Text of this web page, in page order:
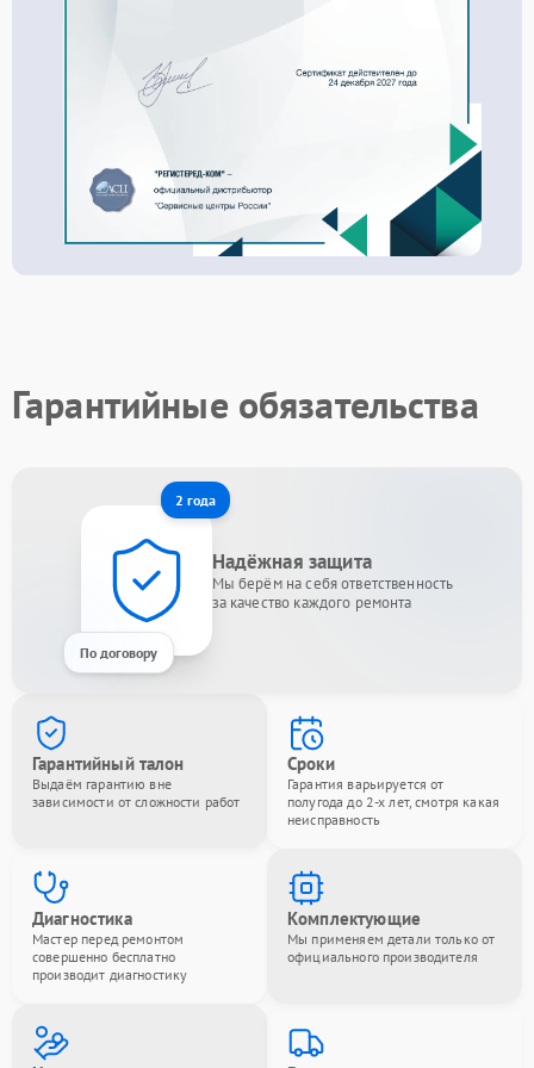
Гарантийные обязательства
2 года
По договору
Надёжная защита
Мы берём на себя ответственность
за качество каждого ремонта
Гарантийный талон
Выдаём гарантию вне
зависимости от сложности работ
Сроки
Гарантия варьируется от
полугода до 2-х лет, смотря какая
неисправность
Диагностика
Мастер перед ремонтом
совершенно бесплатно
производит диагностику
Комплектующие
Мы применяем детали только от
официального производителя